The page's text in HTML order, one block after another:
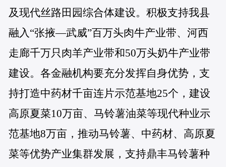
及现代丝路田园综合体建设。积极支持我县
融入“张掖—武威”百万头肉牛产业带、河西
走廊千万只肉羊产业带和50万头奶牛产业带
建设。各金融机构要充分发挥自身优势，支
持打造中药材千亩连片示范基地25个，建设
高原夏菜10万亩、马铃薯油菜等现代种业示
范基地8万亩，推动马铃薯、中药材、高原夏
菜等优势产业集群发展，支持鼎丰马铃薯种